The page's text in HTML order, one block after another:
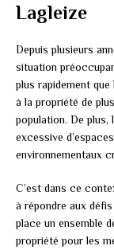
Lagleize
Depuis plusieurs
situation
plus rapidement
à la propriété de
population. De plus,
excessive
environnementaux
C’est dans ce
à répondre aux
place un ensemble
propriété pour les